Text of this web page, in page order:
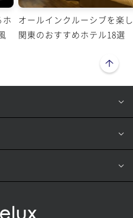
ホ
オールインクルーシブを楽
関東のおすすめホテル18選